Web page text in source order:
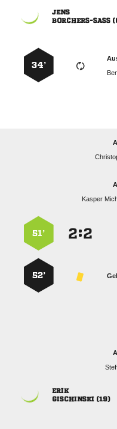


34’

:
51’
52’

 